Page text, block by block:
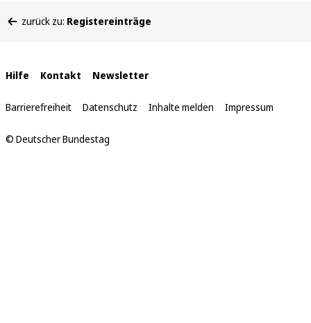
befinden
zurück zu: Registereinträge
Interne
Links
Hilfe Kontakt Newsletter
Barrierefreiheit Datenschutz Inhalte melden Impressum
© Deutscher Bundestag